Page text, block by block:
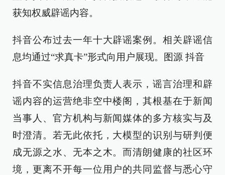
获知权威辟谣内容。
抖音公布过去一年十大辟谣案例。相关辟谣信
息均通过“求真卡”形式向用户展现。图源 抖音
抖音不实信息治理负责人表示，谣言治理和辟
谣内容的运营绝非空中楼阁，其根基在于新闻
当事人、官方机构与新闻媒体的多方核实与及
时澄清。若无此依托，大模型的识别与研判便
成无源之水、无本之木。而清朗健康的社区环
境，更离不开每一位用户的共同监督与悉心守